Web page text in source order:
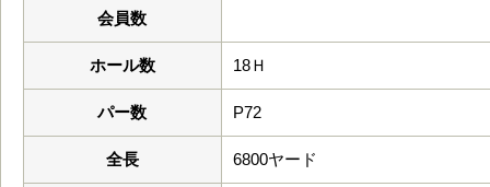
会員数
ホール数 18Ｈ
パー数 P72
全長 6800ヤード